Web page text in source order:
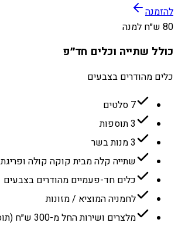
להזמנה
80 ש״ח למנה
כולל שתייה וכלים חד״פ
כלים מהודרים בצבעים
7 סלטים
3 תוספות
3 מנות בשר
שתייה קלה מבית קוקה קולה ופריגת
כלים חד-פעמיים מהודרים בצבעים
לחמניה המוציא / מזונות
מלצרים ושירות החל מ-300 ש״ח (תוספת)